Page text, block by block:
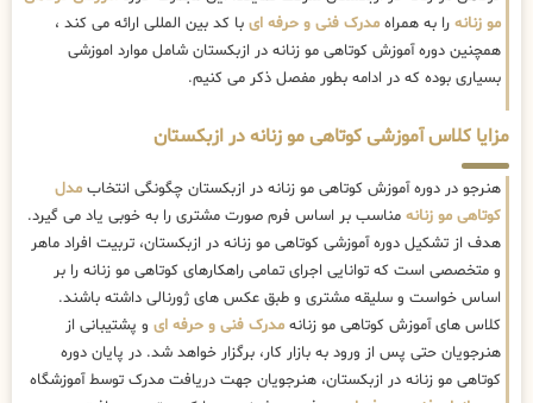
مو زنانه را به همراه مدرک فنی و حرفه ای با کد بین المللی ارائه می کند ،
همچنین دوره آموزش کوتاهی مو زنانه در ازبکستان شامل موارد اموزشی
بسیاری بوده که در ادامه بطور مفصل ذکر می کنیم.
مزایا کلاس آموزشی کوتاهی مو زنانه در ازبکستان
هنرجو در دوره آموزش کوتاهی مو زنانه در ازبکستان چگونگی انتخاب مدل
کوتاهی مو زنانه مناسب بر اساس فرم صورت مشتری را به خوبی یاد می گیرد.
هدف از تشکیل دوره آموزشی کوتاهی مو زنانه در ازبکستان، تربیت افراد ماهر
و متخصصی است که توانایی اجرای تمامی راهکارهای کوتاهی مو زنانه را بر
اساس خواست و سلیقه مشتری و طبق عکس های ژورنالی داشته باشند.
کلاس های آموزش کوتاهی مو زنانه مدرک فنی و حرفه ای و پشتیبانی از
هنرجویان حتی پس از ورود به بازار کار، برگزار خواهد شد. در پایان دوره
کوتاهی مو زنانه در ازبکستان، هنرجویان جهت دریافت مدرک توسط آموزشگاه